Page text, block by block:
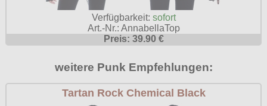
Poizen Industries
Queen of Darkness
Restyle
Rockabella
Gothic Shop
Hot Rod
Punkrock
Rockabilly
Verfügbarkeit: sofort
Art.-Nr.: AnnabellaTop
Preis: 39.90 €
weitere Punk Empfehlungen:
Tartan Rock Chemical Black